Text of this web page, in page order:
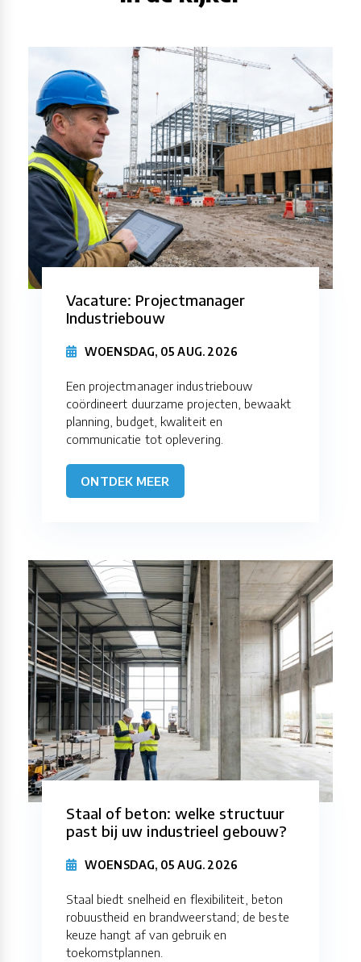
Vacature: Projectmanager
Industriebouw
WOENSDAG, 05 AUG. 2026
Een projectmanager industriebouw
coördineert duurzame projecten, bewaakt
planning, budget, kwaliteit en
communicatie tot oplevering.
ONTDEK MEER
Staal of beton: welke structuur
past bij uw industrieel gebouw?
WOENSDAG, 05 AUG. 2026
Staal biedt snelheid en flexibiliteit, beton
robuustheid en brandweerstand; de beste
keuze hangt af van gebruik en
toekomstplannen.